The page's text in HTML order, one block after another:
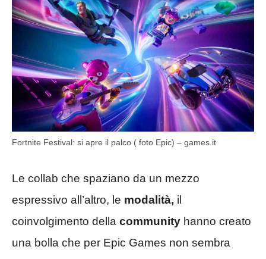
Fortnite Festival: si apre il palco ( foto Epic) – games.it
Le collab che spaziano da un mezzo
espressivo all’altro, le modalità, il
coinvolgimento della community hanno creato
una bolla che per Epic Games non sembra